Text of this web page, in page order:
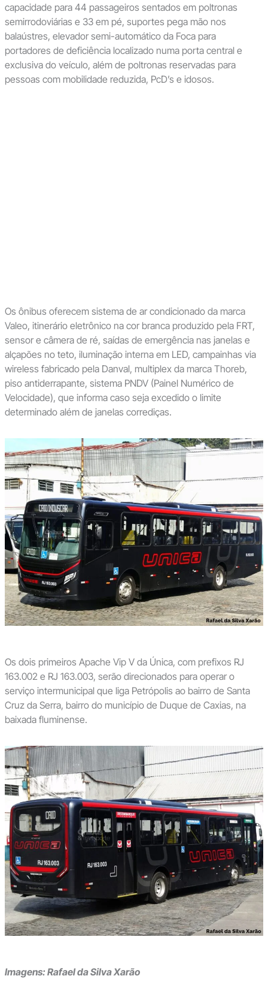
capacidade para 44 passageiros sentados em poltronas
semirrodoviárias e 33 em pé, suportes pega mão nos
balaústres, elevador semi-automático da Foca para
portadores de deficiência localizado numa porta central e
exclusiva do veículo, além de poltronas reservadas para
pessoas com mobilidade reduzida, PcD’s e idosos.
Os ônibus oferecem sistema de ar condicionado da marca
Valeo, itinerário eletrônico na cor branca produzido pela FRT,
sensor e câmera de ré, saídas de emergência nas janelas e
alçapões no teto, iluminação interna em LED, campainhas via
wireless fabricado pela Danval, multiplex da marca Thoreb,
piso antiderrapante, sistema PNDV (Painel Numérico de
Velocidade), que informa caso seja excedido o limite
determinado além de janelas corrediças.
Os dois primeiros Apache Vip V da Única, com prefixos RJ
163.002 e RJ 163.003, serão direcionados para operar o
serviço intermunicipal que liga Petrópolis ao bairro de Santa
Cruz da Serra, bairro do município de Duque de Caxias, na
baixada fluminense.
Imagens: Rafael da Silva Xarão